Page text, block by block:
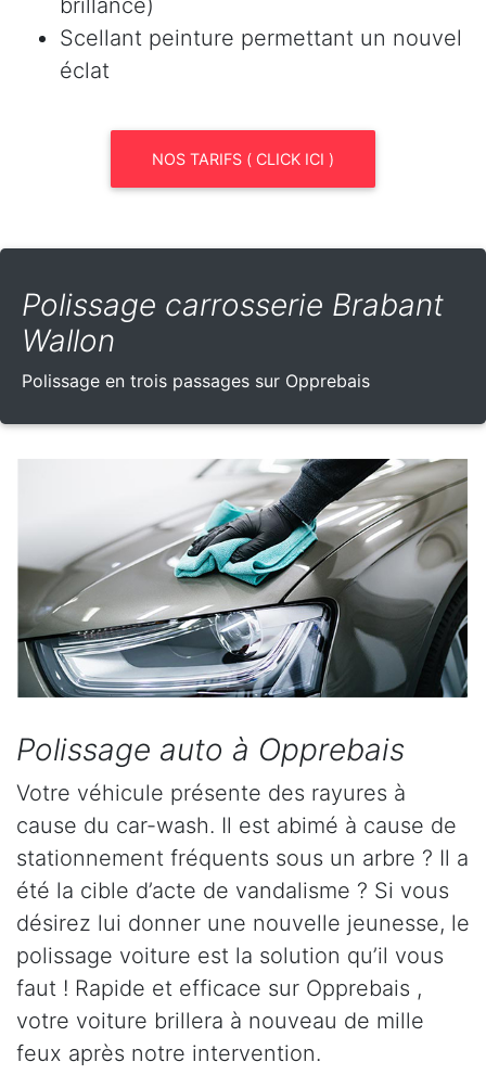
brillance)
Scellant peinture permettant un nouvel
éclat
NOS TARIFS ( CLICK ICI )
Polissage carrosserie Brabant
Wallon
Polissage en trois passages sur Opprebais
Polissage auto à Opprebais
Votre véhicule présente des rayures à
cause du car-wash. Il est abimé à cause de
stationnement fréquents sous un arbre ? Il a
été la cible d’acte de vandalisme ? Si vous
désirez lui donner une nouvelle jeunesse, le
polissage voiture est la solution qu’il vous
faut ! Rapide et efficace sur Opprebais ,
votre voiture brillera à nouveau de mille
feux après notre intervention.